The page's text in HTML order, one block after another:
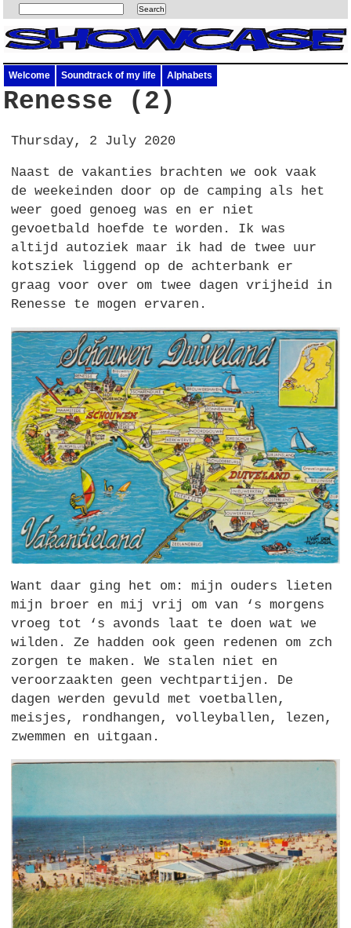
Welcome Soundtrack of my life Alphabets
Renesse (2)
Thursday, 2 July 2020
Naast de vakanties brachten we ook vaak
de weekeinden door op de camping als het
weer goed genoeg was en er niet
gevoetbald hoefde te worden. Ik was
altijd autoziek maar ik had de twee uur
kotsziek liggend op de achterbank er
graag voor over om twee dagen vrijheid in
Renesse te mogen ervaren.
Want daar ging het om: mijn ouders lieten
mijn broer en mij vrij om van ‘s morgens
vroeg tot ‘s avonds laat te doen wat we
wilden. Ze hadden ook geen redenen om zch
zorgen te maken. We stalen niet en
veroorzaakten geen vechtpartijen. De
dagen werden gevuld met voetballen,
meisjes, rondhangen, volleyballen, lezen,
zwemmen en uitgaan.